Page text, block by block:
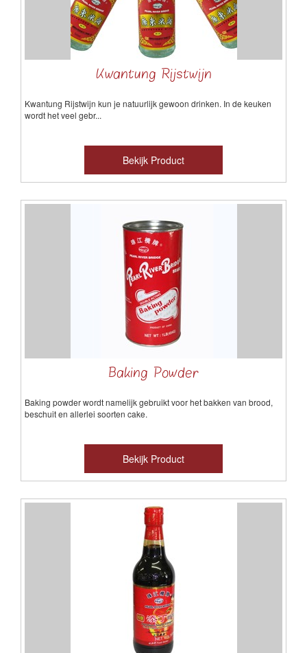
Kwantung Rijstwijn
Kwantung Rijstwijn kun je natuurlijk gewoon drinken. In de keuken
wordt het veel gebr...
Bekijk Product
Baking Powder
Baking powder wordt namelijk gebruikt voor het bakken van brood,
beschuit en allerlei soorten cake.
Bekijk Product